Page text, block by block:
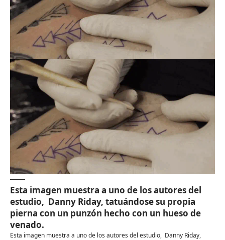
Esta imagen muestra a uno de los autores del
estudio, Danny Riday, tatuándose su propia
pierna con un punzón hecho con un hueso de
venado.
Esta imagen muestra a uno de los autores del estudio, Danny Riday,